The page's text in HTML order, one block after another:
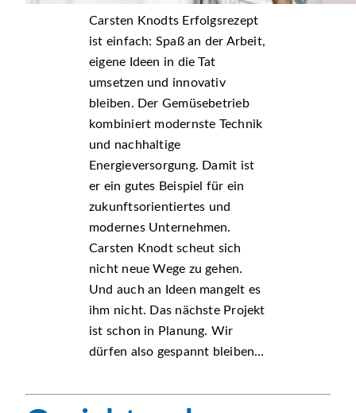
Carsten Knodts Erfolgsrezept
ist einfach: Spaß an der Arbeit,
eigene Ideen in die Tat
umsetzen und innovativ
bleiben. Der Gemüsebetrieb
kombiniert modernste Technik
und nachhaltige
Energieversorgung. Damit ist
er ein gutes Beispiel für ein
zukunftsorientiertes und
modernes Unternehmen.
Carsten Knodt scheut sich
nicht neue Wege zu gehen.
Und auch an Ideen mangelt es
ihm nicht. Das nächste Projekt
ist schon in Planung. Wir
dürfen also gespannt bleiben…